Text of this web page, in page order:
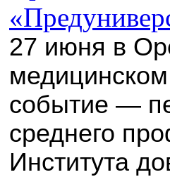
27 июня в
медицинском
событие —
среднего
Института